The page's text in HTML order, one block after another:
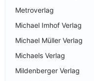
Metroverlag
Michael Imhof Verlag
Michael Müller Verlag
Michaels Verlag
Mildenberger Verlag